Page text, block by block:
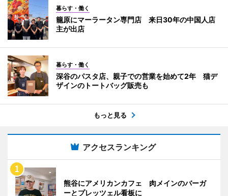
暮らす・働く
籠原にマーラータン専門店 来日30年の中国人店
主が出店
暮らす・働く
深谷のパスタ店、親子での営業を始めて2年 猫デ
ザインのトートバッグ販売も
もっと見る
アクセスランキング
熊谷にアメリカンカフェ 肉メインのバーガ
ーとプレッツェル看板に